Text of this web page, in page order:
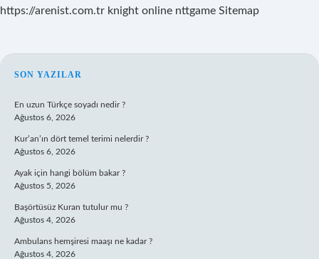
https://arenist.com.tr knight online nttgame Sitemap
SIDEBAR
SON YAZILAR
En uzun Türkçe soyadı nedir ?
Ağustos 6, 2026
Kur’an’ın dört temel terimi nelerdir ?
Ağustos 6, 2026
Ayak için hangi bölüm bakar ?
Ağustos 5, 2026
Başörtüsüz Kuran tutulur mu ?
Ağustos 4, 2026
Ambulans hemşiresi maaşı ne kadar ?
Ağustos 4, 2026